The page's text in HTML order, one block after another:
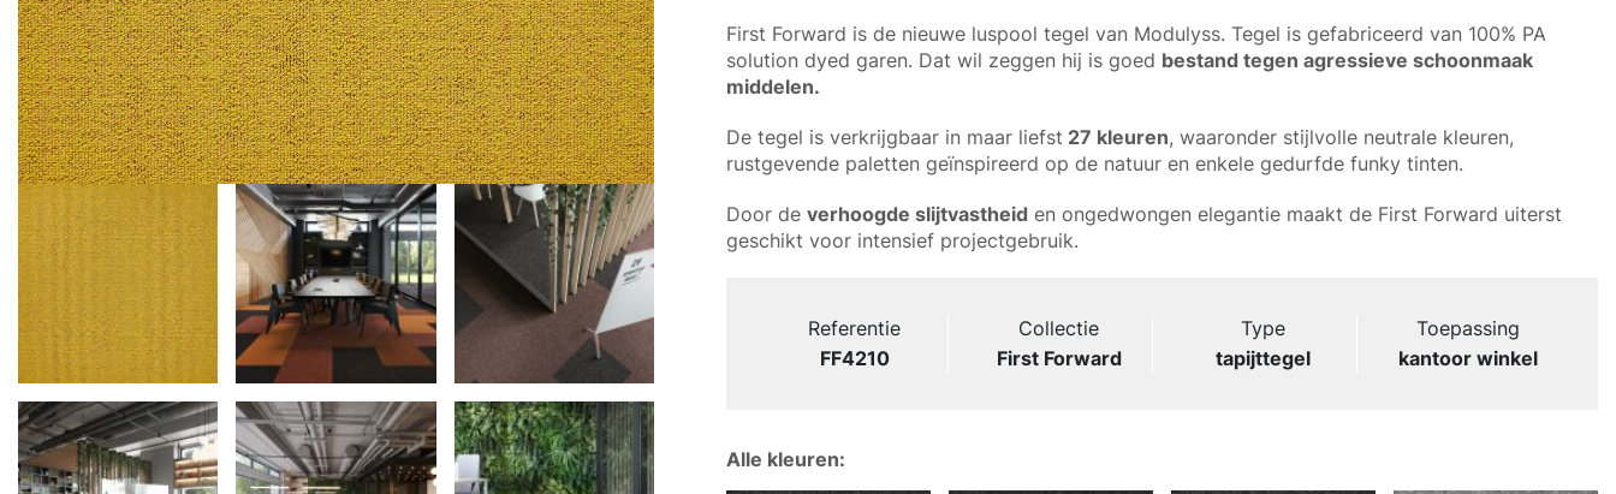
First Forward is de nieuwe luspool tegel van Modulyss. Tegel is gefabriceerd van 100% PA
solution dyed garen. Dat wil zeggen hij is goed bestand tegen agressieve schoonmaak
middelen.
De tegel is verkrijgbaar in maar liefst 27 kleuren, waaronder stijlvolle neutrale kleuren,
rustgevende paletten geïnspireerd op de natuur en enkele gedurfde funky tinten.
Door de verhoogde slijtvastheiden ongedwongen elegantie maakt de First Forward uiterst
geschikt voor intensief projectgebruik.
Referentie
FF4210
Collectie
First Forward
Type
tapijttegel
Toepassing
kantoor winkel
Alle kleuren: